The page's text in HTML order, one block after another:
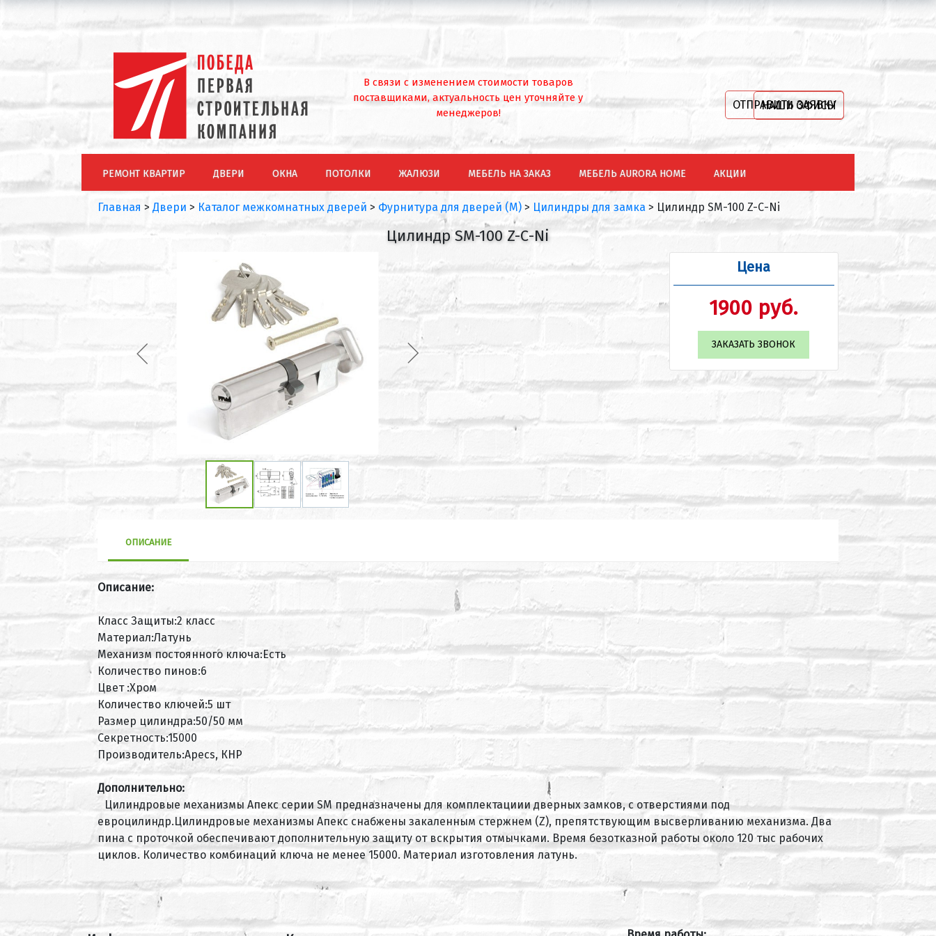
В связи с изменением стоимости товаров
поставщиками, актуальность цен уточняйте у
менеджеров!
ОТПРАВИТЬ ЗАЯВКУ
НАШИ ОФИСЫ
РЕМОНТ КВАРТИР ДВЕРИ ОКНА ПОТОЛКИ ЖАЛЮЗИ МЕБЕЛЬ НА ЗАКАЗ МЕБЕЛЬ AURORA HOME АКЦИИ
Главная > Двери > Каталог межкомнатных дверей > Фурнитура для дверей (М) > Цилиндры для замка > Цилиндр SM-100 Z-С-Ni
Цилиндр SM-100 Z-С-Ni
Цена
1900 руб.
ЗАКАЗАТЬ ЗВОНОК
ОПИСАНИЕ
Описание:
Класс Защиты:2 класс
Материал:Латунь
Механизм постоянного ключа:Есть
Количество пинов:6
Цвет :Хром
Количество ключей:5 шт
Размер цилиндра:50/50 мм
Секретность:15000
Производитель:Apecs, КНР
Дополнительно:
Цилиндровые механизмы Апекс серии SM предназначены для комплектациии дверных замков, с отверстиями под
евроцилиндр.Цилиндровые механизмы Апекс снабжены закаленным стержнем (Z), препятствующим высверливанию механизма. Два
пина с проточкой обеспечивают дополнительную защиту от вскрытия отмычками. Время безотказной работы около 120 тыс рабочих
циклов. Количество комбинаций ключа не менее 15000. Материал изготовления латунь.